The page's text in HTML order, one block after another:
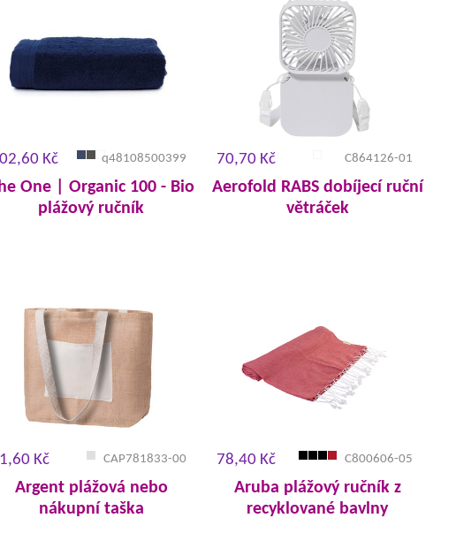
Kč q48108500399
One | Organic 100 - Bio
plážový ručník
70,70 Kč C864126-01
Aerofold RABS dobíjecí ruční
větráček
Kč CAP781833-00
Argent plážová nebo
nákupní taška
78,40 Kč C800606-05
Aruba plážový ručník z
recyklované bavlny